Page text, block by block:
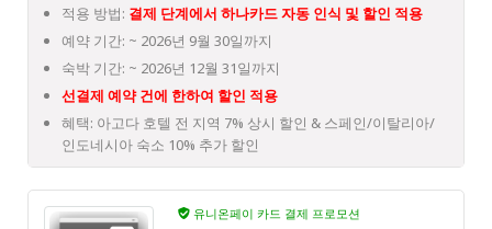
적용 방법: 결제 단계에서 하나카드 자동 인식 및 할인 적용
예약 기간: ~ 2026년 9월 30일까지
숙박 기간: ~ 2026년 12월 31일까지
선결제 예약 건에 한하여 할인 적용
혜택: 아고다 호텔 전 지역 7% 상시 할인 & 스페인/이탈리아/
인도네시아 숙소 10% 추가 할인
유니온페이 카드 결제 프로모션